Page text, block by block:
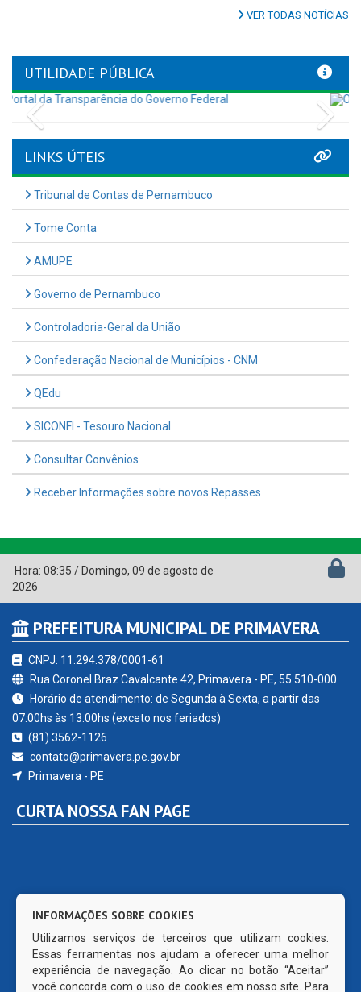
VER TODAS NOTÍCIAS
UTILIDADE PÚBLICA
Previous
LINKS ÚTEIS
Tribunal de Contas de Pernambuco
Tome Conta
AMUPE
Governo de Pernambuco
Controladoria-Geral da União
Confederação Nacional de Municípios - CNM
QEdu
SICONFI - Tesouro Nacional
Consultar Convênios
Receber Informações sobre novos Repasses
Hora: 08:35 / Domingo, 09 de agosto de
2026
PREFEITURA MUNICIPAL DE PRIMAVERA
CNPJ: 11.294.378/0001-61
Rua Coronel Braz Cavalcante 42, Primavera - PE, 55.510-000
Horário de atendimento: de Segunda à Sexta, a partir das
07:00hs às 13:00hs (exceto nos feriados)
(81) 3562-1126
contato@primavera.pe.gov.br
Primavera - PE
CURTA NOSSA FAN PAGE
INFORMAÇÕES SOBRE COOKIES
Utilizamos serviços de terceiros que utilizam cookies.
Essas ferramentas nos ajudam a oferecer uma melhor
experiência de navegação. Ao clicar no botão “Aceitar”
você concorda com o uso de cookies em nosso site. Para